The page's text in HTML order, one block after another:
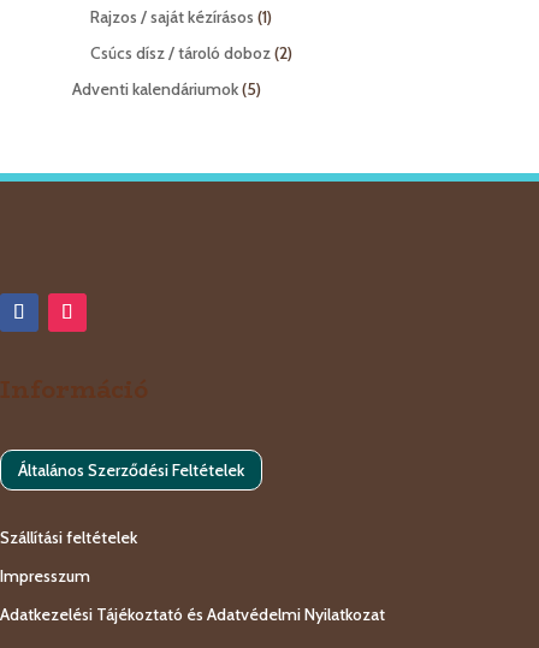
termék
Rajzos / saját kézírásos 11
termék
Csúcs dísz / tároló doboz 22
Adventi kalendáriumok 55
Információ
Általános Szerződési Feltételek
Szállítási feltételek
Impresszum
Adatkezelési Tájékoztató és Adatvédelmi Nyilatkozat